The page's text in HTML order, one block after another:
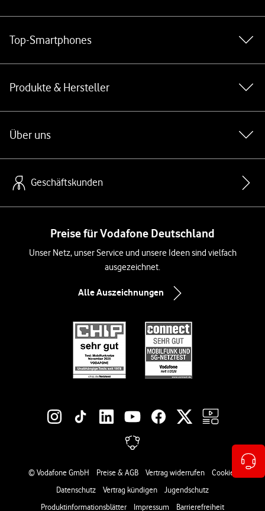
Top-Smartphones
Produkte & Hersteller
Über uns
Geschäftskunden
Preise für Vodafone Deutschland
Unser Netz, unser Service und unsere Ideen sind vielfach
ausgezeichnet.
Alle Auszeichnungen
Social-Media-Links
Rechtliche Links
© Vodafone GmbH Preise & AGB Vertrag widerrufen
Cookies
Datenschutz
Vertrag kündigen
Jugendschutz
Produktinformationsblätter
Impressum Barrierefreiheit